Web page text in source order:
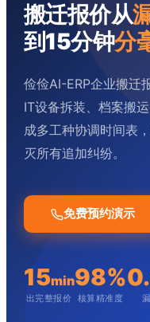
搬迁报价从
到15分钟分
俭俭AI-ERP企业搬迁
IT设备拆装、档案搬
成多工种协调时间表
灭所有追加纠纷。
免费预约演示
15min
出完整报价
98%
核算精准度